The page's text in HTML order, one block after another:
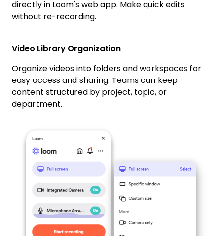
directly in Loom's web app. Make quick edits
without re-recording.
Video Library Organization
Organize videos into folders and workspaces for
easy access and sharing. Teams can keep
content structured by project, topic, or
department.